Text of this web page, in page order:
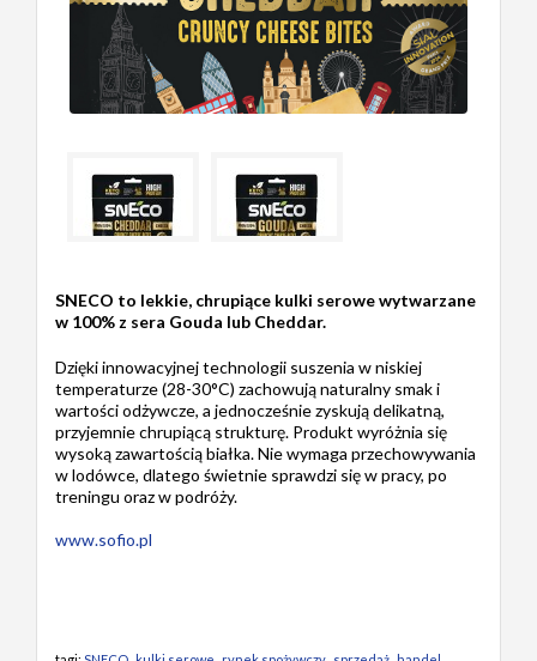
SNECO to lekkie, chrupiące kulki serowe wytwarzane
w 100% z sera Gouda lub Cheddar.
Dzięki innowacyjnej technologii suszenia w niskiej
temperaturze (28-30°C) zachowują naturalny smak i
wartości odżywcze, a jednocześnie zyskują delikatną,
przyjemnie chrupiącą strukturę. Produkt wyróżnia się
wysoką zawartością białka. Nie wymaga przechowywania
w lodówce, dlatego świetnie sprawdzi się w pracy, po
treningu oraz w podróży.
www.sofio.pl